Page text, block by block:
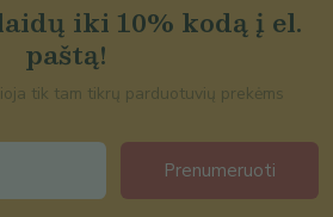
iki 10% kodą į el.
paštą!
tik tam tikrų parduotuvių prekėms
Prenumeruoti